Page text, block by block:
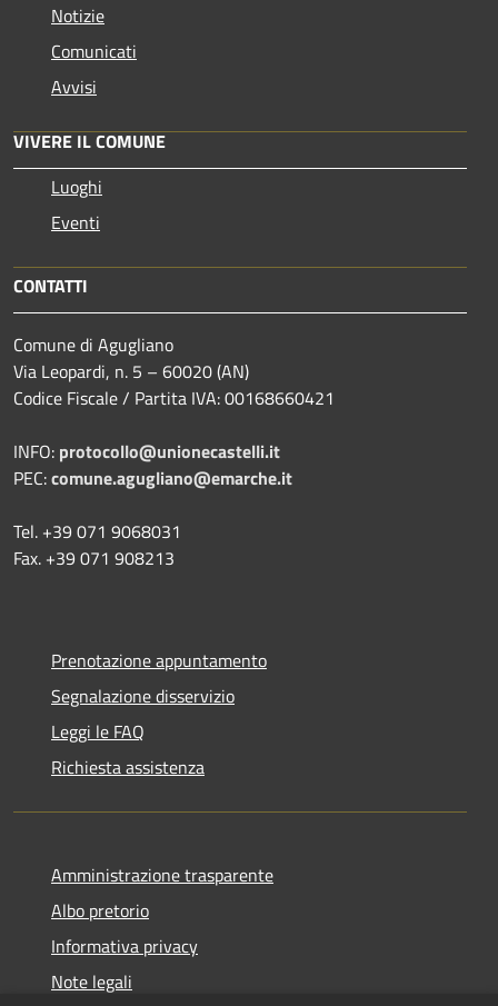
Notizie
Comunicati
Avvisi
VIVERE IL COMUNE
Luoghi
Eventi
CONTATTI
Comune di Agugliano
Via Leopardi, n. 5 – 60020 (AN)
Codice Fiscale / Partita IVA: 00168660421
INFO: protocollo@unionecastelli.it
PEC:comune.agugliano@emarche.it
Tel. +39 071 9068031
Fax. +39 071 908213
Prenotazione appuntamento
Segnalazione disservizio
Leggi le FAQ
Richiesta assistenza
Amministrazione trasparente
Albo pretorio
Informativa privacy
Note legali